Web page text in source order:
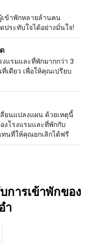
ข้าพักหลายล้านคน
ระทับใจได้อย่างมั่นใจ!
งแรมและที่พักมากกว่า 3
เดียว เพื่อให้คุณเปรียบ
ลี่ยนแปลงแผน ด้วยเหตุนี้
โรงแรมและที่พักกับ
ทนที่ให้คุณยกเลิกได้ฟรี
ารเข้าพักของ
ำ